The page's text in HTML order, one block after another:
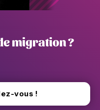
migration ?
vous !